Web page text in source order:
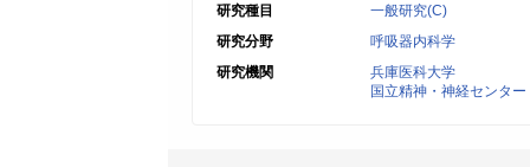
研究種目
一般研究(C)
研究分野
呼吸器内科学
研究機関
兵庫医科大学
国立精神・神経センター